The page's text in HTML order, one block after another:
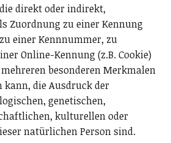
direkt oder indirekt,
Zuordnung zu einer Kennung
einer Kennnummer, zu
Online-Kennung (z.B. Cookie)
besonderen Merkmalen
die Ausdruck der
genetischen,
kulturellen oder
natürlichen Person sind.